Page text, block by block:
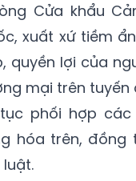
Cửa khẩu
xuất xứ tiềm
quyền lợi của
mại trên tuyến
phối hợp
hóa trên,